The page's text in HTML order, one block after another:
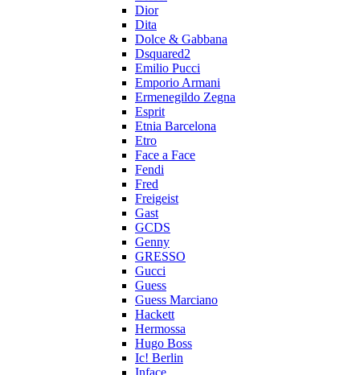
Dior
Dita
Dolce & Gabbana
Dsquared2
Emilio Pucci
Emporio Armani
Ermenegildo Zegna
Esprit
Etnia Barcelona
Etro
Face a Face
Fendi
Fred
Freigeist
Gast
GCDS
Genny
GRESSO
Gucci
Guess
Guess Marciano
Hackett
Hermossa
Hugo Boss
Ic! Berlin
Inface